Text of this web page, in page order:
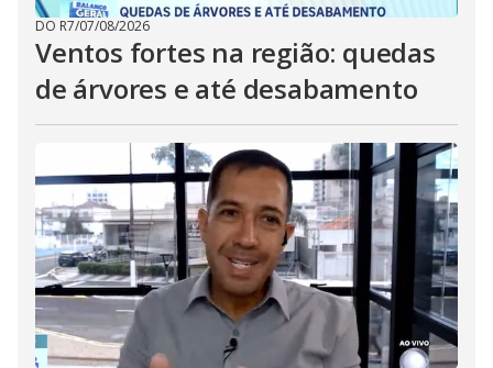
DO R7/07/08/2026
Ventos fortes na região: quedas
de árvores e até desabamento